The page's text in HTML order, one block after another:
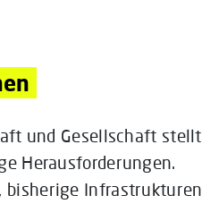
und Gesellschaft stellt
Herausforderungen.
bisherige Infrastrukturen